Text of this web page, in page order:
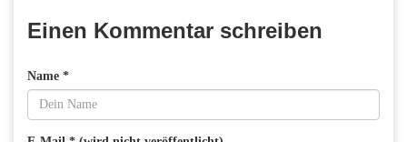
Einen Kommentar schreiben
Name *